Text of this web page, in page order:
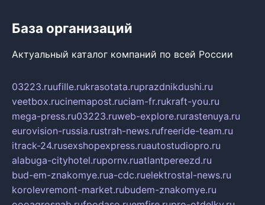
База организаций
Актуальный каталог компаний по всей России
03223.ruufille.rukrasotata.ruprazdnikdushi.ru
veetbox.rucinemapost.ruciam-fr.rukraft-you.ru
mega-press.ru03223.ruweb-explore.rurastenuya.ru
eurovision-russia.rustrah-news.rufreeride-team.ru
itrack-24.rusexshopexpress.ruautostudiopro.ru
alabuga-cityhotel.rupornv.ruatlantpereezd.ru
bud-em-znakomye.rua-cdc.ruelektrostal-news.ru
korolevremont-market.rubudem-znakomye.ru